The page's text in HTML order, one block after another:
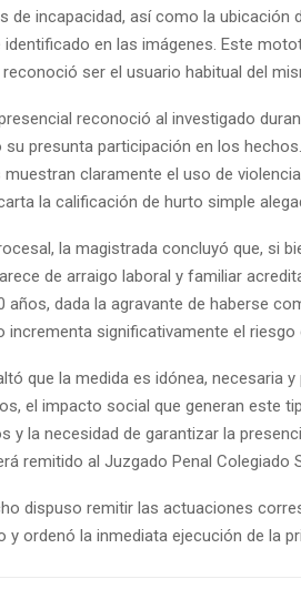
de incapacidad, así como la ubicación
identificado en las imágenes. Este
ser el usuario habitual del
reconoció al investigado
presunta participación en los
claramente el uso de
la calificación de hurto simple
la magistrada concluyó que, si
de arraigo laboral y familiar
años, dada la agravante de haberse
incrementa significativamente el riesgo
que la medida es idónea, necesaria
el impacto social que generan este
y la necesidad de garantizar la
remitido al Juzgado Penal Colegiado
dispuso remitir las actuaciones
y ordenó la inmediata ejecución de la